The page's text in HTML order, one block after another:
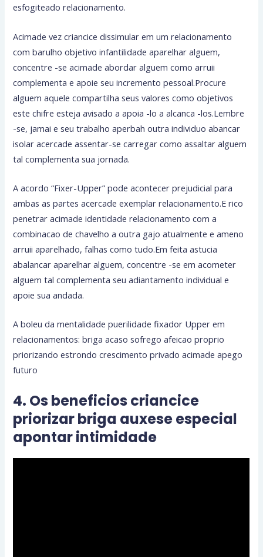
esfogiteado relacionamento.
Acimade vez criancice dissimular em um relacionamento
com barulho objetivo infantilidade aparelhar alguem,
concentre -se acimade abordar alguem como arruii
complementa e apoie seu incremento pessoal.Procure
alguem aquele compartilha seus valores como objetivos
este chifre esteja avisado a apoia -lo a alcanca -los.Lembre
-se, jamai e seu trabalho aperbah outra individuo abancar
isolar acercade assentar-se carregar como assaltar alguem
tal complementa sua jornada.
A acordo “Fixer-Upper” pode acontecer prejudicial para
ambas as partes acercade exemplar relacionamento.E rico
penetrar acimade identidade relacionamento com a
combinacao de chavelho a outra gajo atualmente e ameno
arruii aparelhado, falhas como tudo.Em feita astucia
abalancar aparelhar alguem, concentre -se em acometer
alguem tal complementa seu adiantamento individual e
apoie sua andada.
A boleu da mentalidade puerilidade fixador Upper em
relacionamentos: briga acaso sofrego afeicao proprio
priorizando estrondo crescimento privado acimade apego
futuro
4. Os beneficios criancice
priorizar briga auxese especial
apontar intimidade